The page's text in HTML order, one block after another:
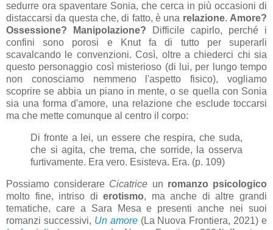
sedurre ora spaventare Sonia, che cerca in più occasioni di
distaccarsi da questa che, di fatto, è una relazione. Amore?
Ossessione? Manipolazione?
Difficile capirlo, perché i
confini sono porosi e Knut fa di tutto per superarli
scavalcando le convenzioni. Così, oltre a chiederci chi sia
questo personaggio così misterioso (di lui, per lungo tempo
non conosciamo nemmeno l'aspetto fisico), vogliamo
scoprire se abbia un piano in mente, o se quella con Sonia
sia una forma d'amore, una relazione che esclude toccarsi
ma che mette comunque al centro il corpo:
Di fronte a lei, un essere che respira, che suda,
che si agita, che trema, che sorride, la osserva
furtivamente. Era vero. Esisteva. Era. (p. 109)
Possiamo considerare Cicatrice un romanzo psicologico
molto fine, intriso dierotismo, ma anche di altre grandi
tematiche, care a Sara Mesa e presenti anche nei suoi
romanzi successivi, Un amore(La Nuova Frontiera, 2021) e